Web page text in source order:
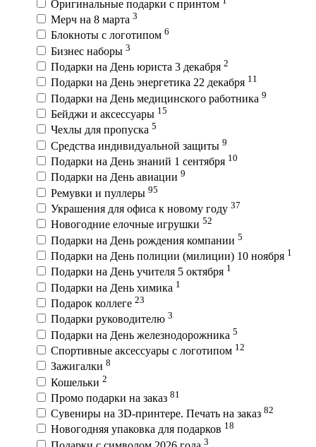
Оригинальные подарки с принтом
Мерч на 8 марта 3
Блокноты с логотипом 6
Бизнес наборы 3
Подарки на День юриста 3 декабря 2
Подарки на День энергетика 22 декабря 11
Подарки на День медицинского работника 9
Бейджи и аксессуары 15
Чехлы для пропуска 5
Средства индивидуальной защиты 9
Подарки на День знаний 1 сентября 10
Подарки на День авиации 9
Ремувки и пуллеры 95
Украшения для офиса к новому году 37
Новогодние елочные игрушки 52
Подарки на День рождения компании 5
Подарки на День полиции (милиции) 10 ноября 1
Подарки на День учителя 5 октября 1
Подарки на День химика 1
Подарок коллеге 23
Подарки руководителю 3
Подарки на День железнодорожника 5
Спортивные аксессуары с логотипом 12
Зажигалки 8
Кошельки 2
Промо подарки на заказ 81
Сувениры на 3D-принтере. Печать на заказ 82
Новогодняя упаковка для подарков 18
3